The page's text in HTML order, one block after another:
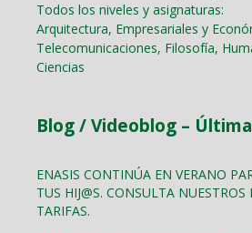
Todos los niveles y asignaturas:
Arquitectura, Empresariales y
Telecomunicaciones, Filosofía,
Ciencias
Blog / Videoblog –
ENASIS CONTINÚA EN VERANO
TUS HIJ@S. CONSULTA NUESTROS
TARIFAS.